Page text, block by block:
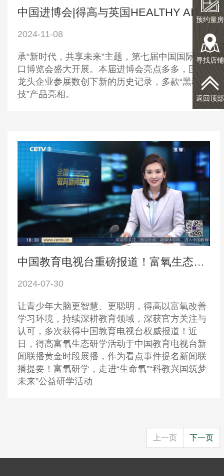
中国进博会|得高与英国HEALTHY AIR TECHNOLOGY公司成功签署独家代理协议！
2024-11-08
承“新时代，共享未来”主题，第七届中国国际进
口博览会盛大开展。本届进博会亮点多多，国际
龙头企业参展数创下新的历史记录，多款“黑科
技”产品亮相。
中国教育电视台重磅报道！富氧生态研学之旅
2024-07-30
让青少年大脑更智慧、更聪明，得高以富氧改善
学习环境，持续深耕教育领域，深获官方关注与
认可，多次获得中国教育电视台权威报道！近
日，得高富氧生态研学活动于中国教育电视台新
闻联播黄金时段展播，作为看点事件提名新闻联
播提要！富氧研学，走进“生命氧”“科教兴国筑梦
未来”公益研学活动
上一页 下一页
预约量房
寻找店铺
返回顶部